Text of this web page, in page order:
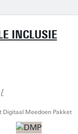
INCLUSIE
Digitaal Meedoen Pakket